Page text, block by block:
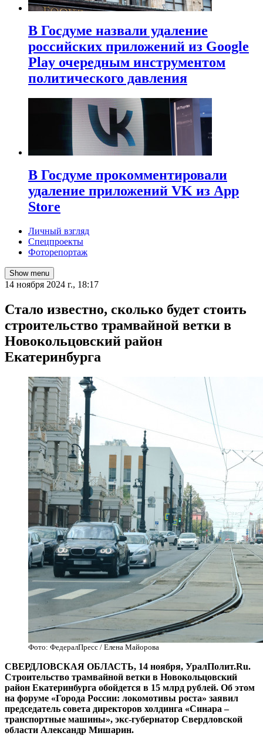
В Госдуме назвали удаление
российских приложений из Google
Play очередным инструментом
политического давления
В Госдуме прокомментировали
удаление приложений VK из App
Store
Личный взгляд
Спецпроекты
Фоторепортаж
Show menu
14 ноября 2024 г., 18:17
Стало известно, сколько будет стоить
строительство трамвайной ветки в
Новокольцовский район
Екатеринбурга
Фото: ФедералПресс / Елена Майорова
СВЕРДЛОВСКАЯ ОБЛАСТЬ, 14 ноября, УралПолит.Ru.
Строительство трамвайной ветки в Новокольцовский
район Екатеринбурга обойдется в 15 млрд рублей. Об этом
на форуме «Города России: локомотивы роста» заявил
председатель совета директоров холдинга «Синара –
транспортные машины», экс-губернатор Свердловской
области Александр Мишарин.